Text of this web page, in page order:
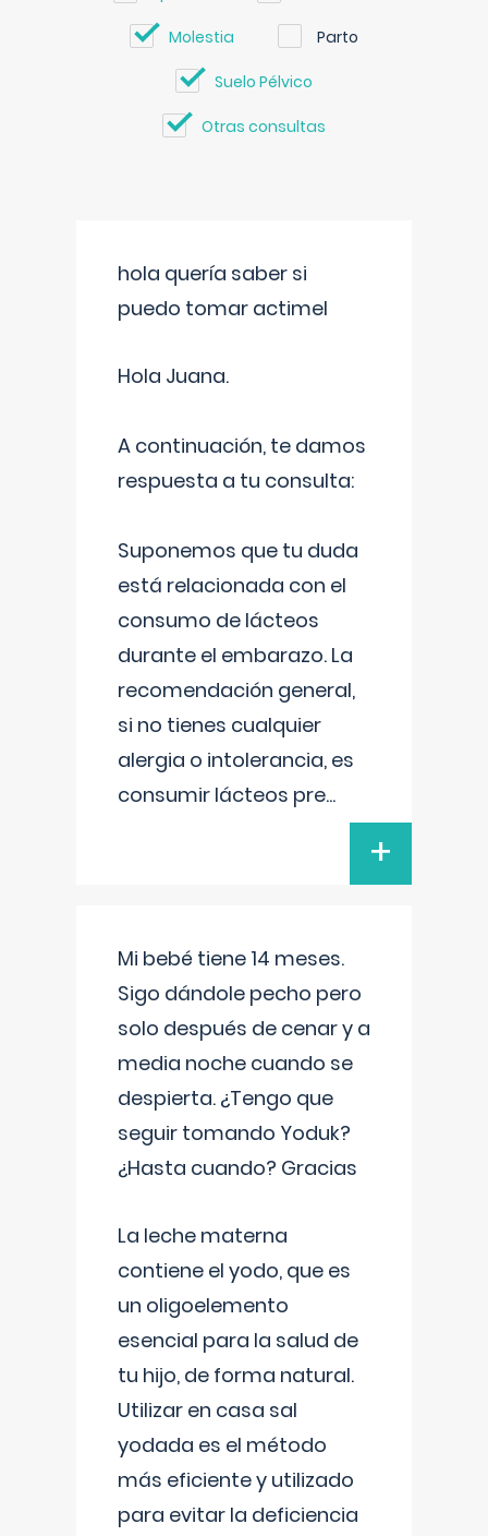
Molestia Parto
Suelo Pélvico
Otras consultas
hola quería saber si
puedo tomar actimel
Hola Juana.
A continuación, te damos
respuesta a tu consulta:
Suponemos que tu duda
está relacionada con el
consumo de lácteos
durante el embarazo. La
recomendación general,
si no tienes cualquier
alergia o intolerancia, es
consumir lácteos pre...
+
Mi bebé tiene 14 meses.
Sigo dándole pecho pero
solo después de cenar y a
media noche cuando se
despierta. ¿Tengo que
seguir tomando Yoduk?
¿Hasta cuando? Gracias
La leche materna
contiene el yodo, que es
un oligoelemento
esencial para la salud de
tu hijo, de forma natural.
Utilizar en casa sal
yodada es el método
más eficiente y utilizado
para evitar la deficiencia